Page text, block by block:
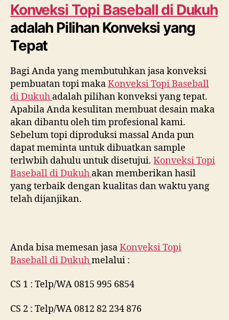
Konveksi Topi Baseball di Dukuh
adalah Pilihan Konveksi yang
Tepat
Bagi Anda yang membutuhkan jasa konveksi
pembuatan topi makaKonveksi Topi Baseball
diDukuh adalah pilihan konveksi yang tepat.
Apabila Anda kesulitan membuat desain maka
akan dibantu oleh tim profesional kami.
Sebelum topi diproduksi massal Anda pun
dapat meminta untuk dibuatkan sample
terlwbih dahulu untuk disetujui. Konveksi Topi
Baseball diDukuh akan memberikan hasil
yang terbaik dengan kualitas dan waktu yang
telah dijanjikan.
Anda bisa memesan jasaKonveksi Topi
Baseball diDukuhmelalui :
CS 1 : Telp/WA 0815 995 6854
CS 2 : Telp/WA 0812 82 234 876